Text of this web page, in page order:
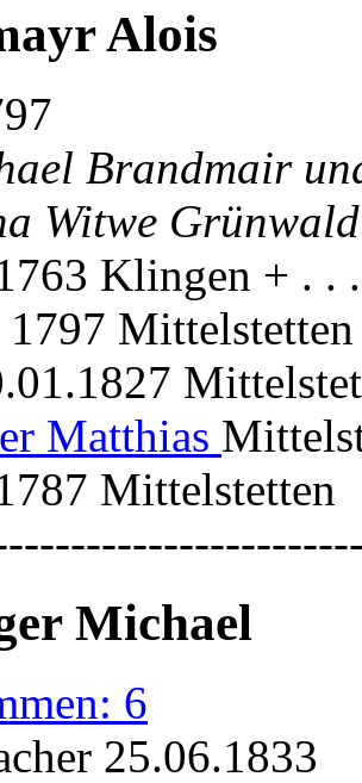
Alois
Brandmair
Witwe Grünwald
Klingen + . .
Mittelstetten
Matthias
Mittelstetten
Michael
6
25.06.1833